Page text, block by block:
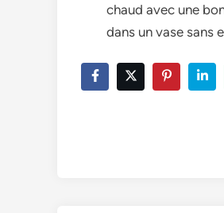
chaud avec une
dans un vase sans